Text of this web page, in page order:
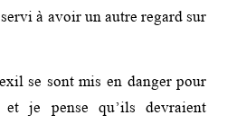
à avoir un autre regard sur
se sont mis en danger pour
je pense qu’ils devraient